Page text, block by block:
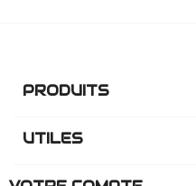
PRODUITS
UTILES